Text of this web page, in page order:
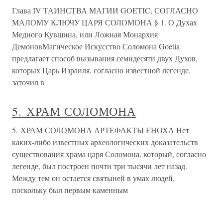
Глава IV ТАИНСТВА МАГИИ GOETIC, СОГЛАСНО
МАЛОМУ КЛЮЧУ ЦАРЯ СОЛОМОНА § 1. О Духах
Медного Кувшина, или Ложная Монархия
ДемоновМагическое Искусство Соломона Goetia
предлагает способ вызывания семидесяти двух Духов,
которых Царь Израиля, согласно известной легенде,
заточил в
5. ХРАМ СОЛОМОНА
5. ХРАМ СОЛОМОНА АРТЕФАКТЫ ЕНОХА Нет
каких-либо известных археологических доказательств
существования храма царя Соломона, который, согласно
легенде, был построен почти три тысячи лет назад.
Между тем он остается святыней в умах людей,
поскольку был первым каменным